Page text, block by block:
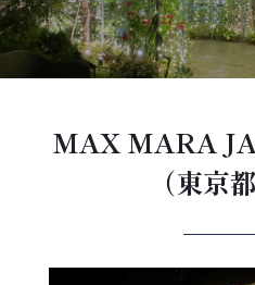
MAX MARA
（東京